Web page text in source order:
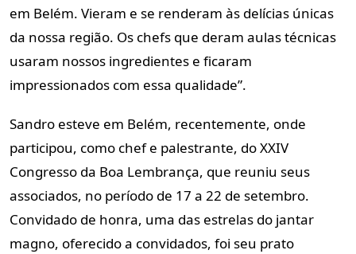
em Belém. Vieram e se renderam às delícias únicas
da nossa região. Os chefs que deram aulas técnicas
usaram nossos ingredientes e ficaram
impressionados com essa qualidade”.
Sandro esteve em Belém, recentemente, onde
participou, como chef e palestrante, do XXIV
Congresso da Boa Lembrança, que reuniu seus
associados, no período de 17 a 22 de setembro.
Convidado de honra, uma das estrelas do jantar
magno, oferecido a convidados, foi seu prato